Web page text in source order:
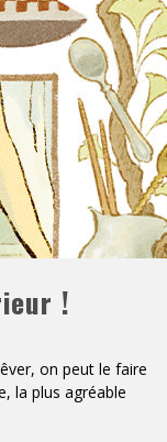
!
on peut le faire
la plus agréable